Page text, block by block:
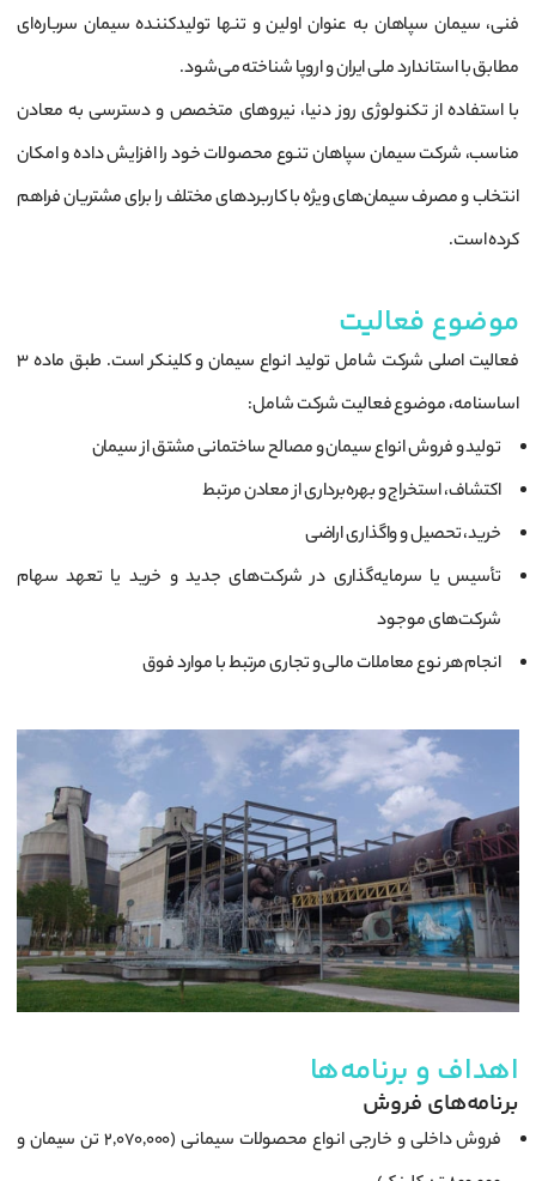
فنی، سیمان سپاهان به عنوان اولین و تنها تولیدکننده سیمان سرباره‌ای
مطابق با استاندارد ملی ایران و اروپا شناخته می‌شود.
با استفاده از تکنولوژی روز دنیا، نیروهای متخصص و دسترسی به معادن
مناسب، شرکت سیمان سپاهان تنوع محصولات خود را افزایش داده و امکان
انتخاب و مصرف سیمان‌های ویژه با کاربردهای مختلف را برای مشتریان فراهم
کرده است.
موضوع فعالیت
فعالیت اصلی شرکت شامل تولید انواع سیمان و کلینکر است. طبق ماده ۳
اساسنامه، موضوع فعالیت شرکت شامل:
تولید و فروش انواع سیمان و مصالح ساختمانی مشتق از سیمان
اکتشاف، استخراج و بهره‌برداری از معادن مرتبط
خرید، تحصیل و واگذاری اراضی
تأسیس یا سرمایه‌گذاری در شرکت‌های جدید و خرید یا تعهد سهام
شرکت‌های موجود
انجام هر نوع معاملات مالی و تجاری مرتبط با موارد فوق
اهداف و برنامه‌ها
برنامه‌های فروش
فروش داخلی و خارجی انواع محصولات سیمانی (۲,۰۷۰,۰۰۰ تن سیمان و